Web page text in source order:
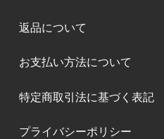
返品について
お支払い方法について
特定商取引法に基づく表記
プライバシーポリシー